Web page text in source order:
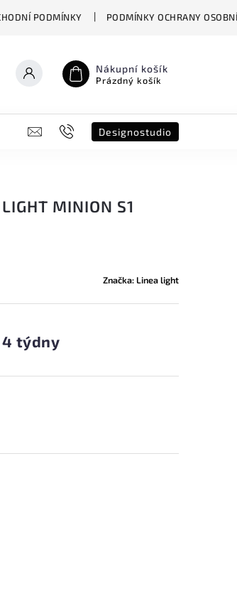
PODMÍNKY PODMÍNKY OCHRANY
Nákupní košík
Prázdný košík
B2B SHOWROOM
Designostudio
MINION S1
Značka: Linea light
4 týdny